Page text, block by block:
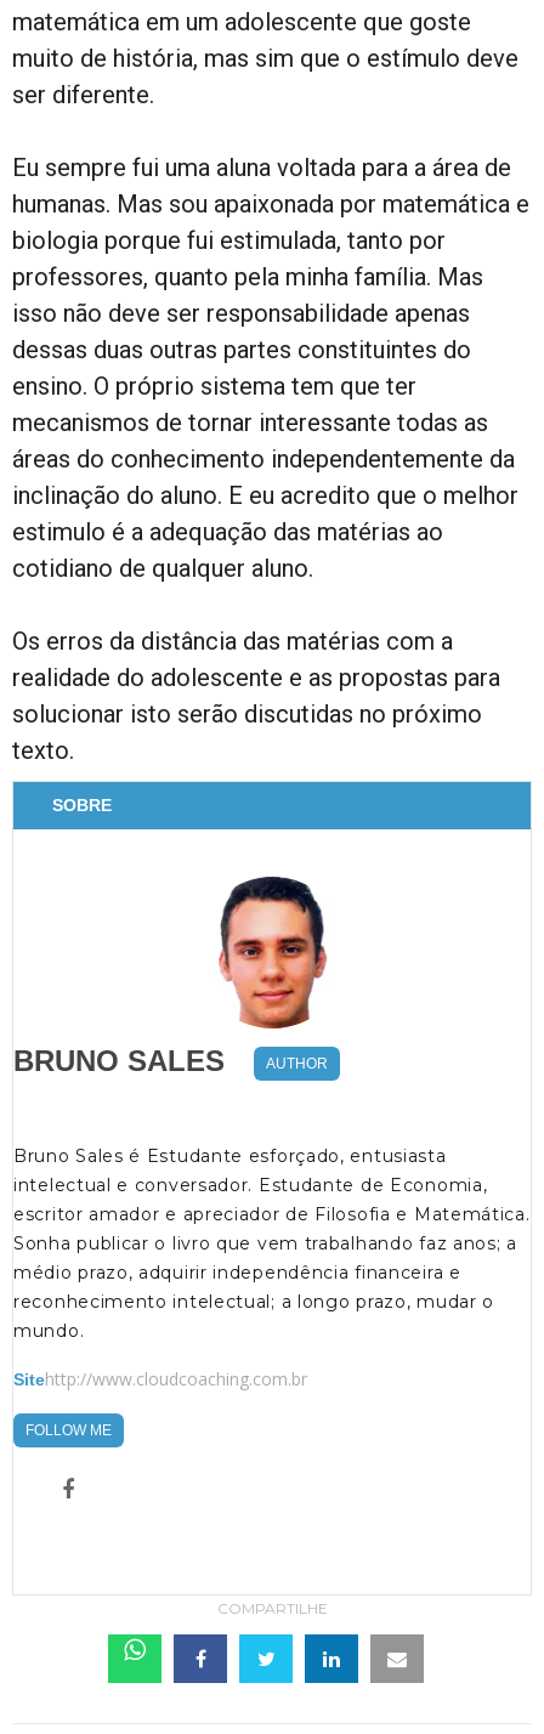
matemática em um adolescente que goste
muito de história, mas sim que o estímulo deve
ser diferente.
Eu sempre fui uma aluna voltada para a área de
humanas. Mas sou apaixonada por matemática e
biologia porque fui estimulada, tanto por
professores, quanto pela minha família. Mas
isso não deve ser responsabilidade apenas
dessas duas outras partes constituintes do
ensino. O próprio sistema tem que ter
mecanismos de tornar interessante todas as
áreas do conhecimento independentemente da
inclinação do aluno. E eu acredito que o melhor
estimulo é a adequação das matérias ao
cotidiano de qualquer aluno.
Os erros da distância das matérias com a
realidade do adolescente e as propostas para
solucionar isto serão discutidas no próximo
texto.
SOBRE
BRUNO SALES AUTHOR
Bruno Sales é Estudante esforçado, entusiasta
intelectual e conversador. Estudante de Economia,
escritor amador e apreciador de Filosofia e Matemática.
Sonha publicar o livro que vem trabalhando faz anos; a
médio prazo, adquirir independência financeira e
reconhecimento intelectual; a longo prazo, mudar o
mundo.
Sitehttp://www.cloudcoaching.com.br
FOLLOW ME
COMPARTILHE